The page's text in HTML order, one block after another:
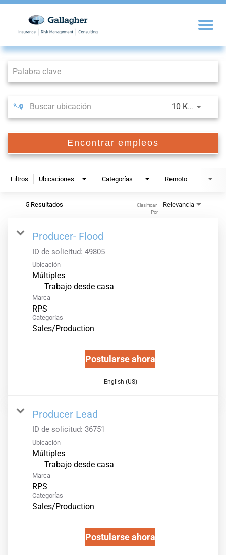
Job Search Page
10 KM
Encontrar empleos
Filtros Ubicaciones Categorías Remoto
5 Resultados Relevancia
Clasificar
Por
Producer- Flood
ID de solicitud: 49805
Ubicación
Múltiples
inicio
Trabajo desde casa
Marca
RPS
Categorías
Sales/Production
Postularse ahora
English (US)
Producer Lead
ID de solicitud: 36751
Ubicación
Múltiples
inicio
Trabajo desde casa
Marca
RPS
Categorías
Sales/Production
Postularse ahora